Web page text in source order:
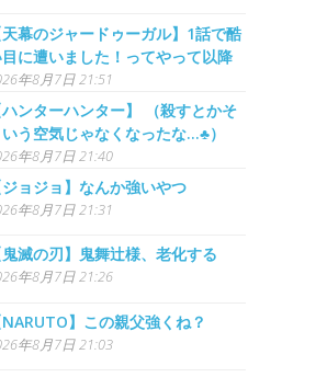
天幕のジャードゥーガル】1話で酷
に遭いました！ってやって以降
年8月7日 21:51
ハンターハンター】 （殺すとかそ
いう空気じゃなくなったな…♣）
年8月7日 21:40
ジョジョ】なんか強いやつ
年8月7日 21:31
鬼滅の刃】鬼舞辻様、老化する
年8月7日 21:26
NARUTO】この親父強くね？
年8月7日 21:03